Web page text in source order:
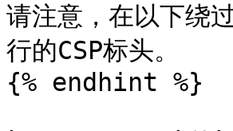
请注意，在以下绕
行的CSP标头。
{% endhint %}